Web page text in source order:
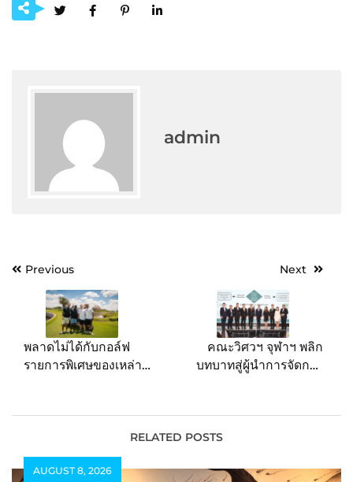
admin
PostPrevious
พลาดไม่ได้กับกอล์ฟ
รายการพิเศษของเหล่า
Icons of Football 1-2
Next
คณะวิศวฯ จุฬาฯ พลิก
บทบาทสู่ผู้นำการจัดการ
พร้อมเพิ่มกลุ่มคนทักษะสูง
อากาศ-สิ่งแวดล้อมใน
RELATED POSTS
AUGUST 8, 2026